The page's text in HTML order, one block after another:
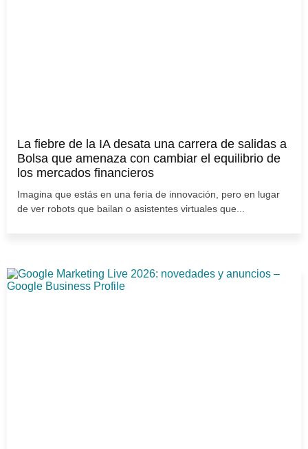
La fiebre de la IA desata una carrera de salidas a
Bolsa que amenaza con cambiar el equilibrio de
los mercados financieros
Imagina que estás en una feria de innovación, pero en lugar
de ver robots que bailan o asistentes virtuales que...